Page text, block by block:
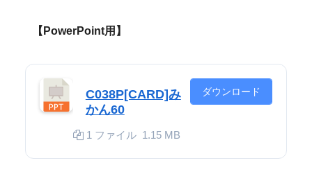
【PowerPoint用】
C038P[CARD]み
かん60
1 ファイル 1.15 MB
ダウンロード